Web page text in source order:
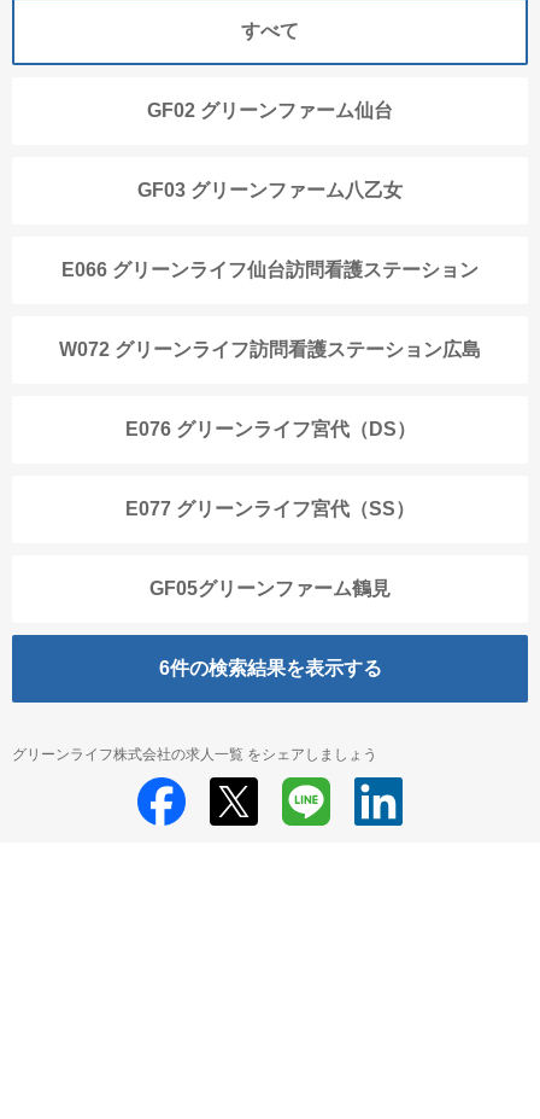
すべて
GF02 グリーンファーム仙台
GF03 グリーンファーム八乙女
E066 グリーンライフ仙台訪問看護ステーション
W072 グリーンライフ訪問看護ステーション広島
E076 グリーンライフ宮代（DS）
E077 グリーンライフ宮代（SS）
GF05グリーンファーム鶴見
6件の検索結果を表示する
グリーンライフ株式会社の求人一覧 をシェアしましょう